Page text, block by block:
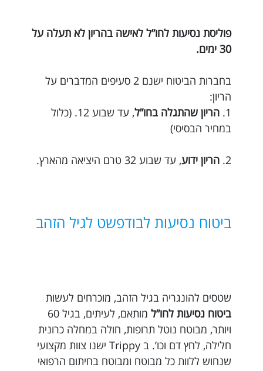
פוליסת נסיעות לחו”ל לאישה בהריון לא תעלה על
30 ימים.
בחברות הביטוח ישנם 2 סעיפים המדברים על
הריון:
1. הריון שהתגלה בחו”ל
, עד שבוע 12. (כלול
במחיר הבסיסי)
2. הריון ידוע, עד שבוע 32 טרם היציאה מהארץ.
ביטוח נסיעות לבודפשט לגיל הזהב
שטסים להונגריה בגיל הזהב, מוכרחים לעשות
ביטוח נסיעות לחו”ל
מותאם, לעיתים, בגיל 60
ויותר, מבוטח נוטל תרופות, חולה במחלה כרונית
חלילה, לחץ דם וכו’. ב Trippy ישנו צוות מקצועי
שנחוש ללוות כל מבוטח ומבוטח בחיתום הרפואי